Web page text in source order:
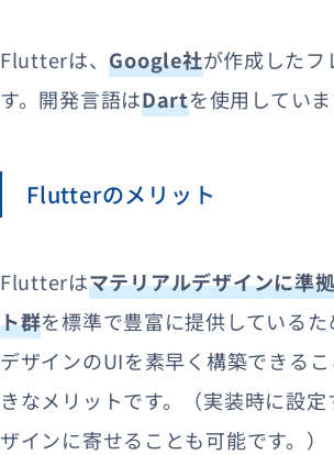
Flutterは、Google社が作成したフ
す。開発言語はDartを使用していま
Flutterのメリット
Flutterはマテリアルデザインに準
ト群を標準で豊富に提供している
デザインのUIを素早く構築できる
きなメリットです。（実装時に設
ザインに寄せることも可能です。）